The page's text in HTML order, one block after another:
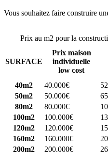
Vous souhaitez faire construire
Prix au m2 pour la
SURFACE
Prix maison
individuelle
low cost
40m2
40.000€
50m2
50.000€
80m2
80.000€
100m2
100.000€
120m2
120.000€
160m2
160.000€
200m2
200.000€